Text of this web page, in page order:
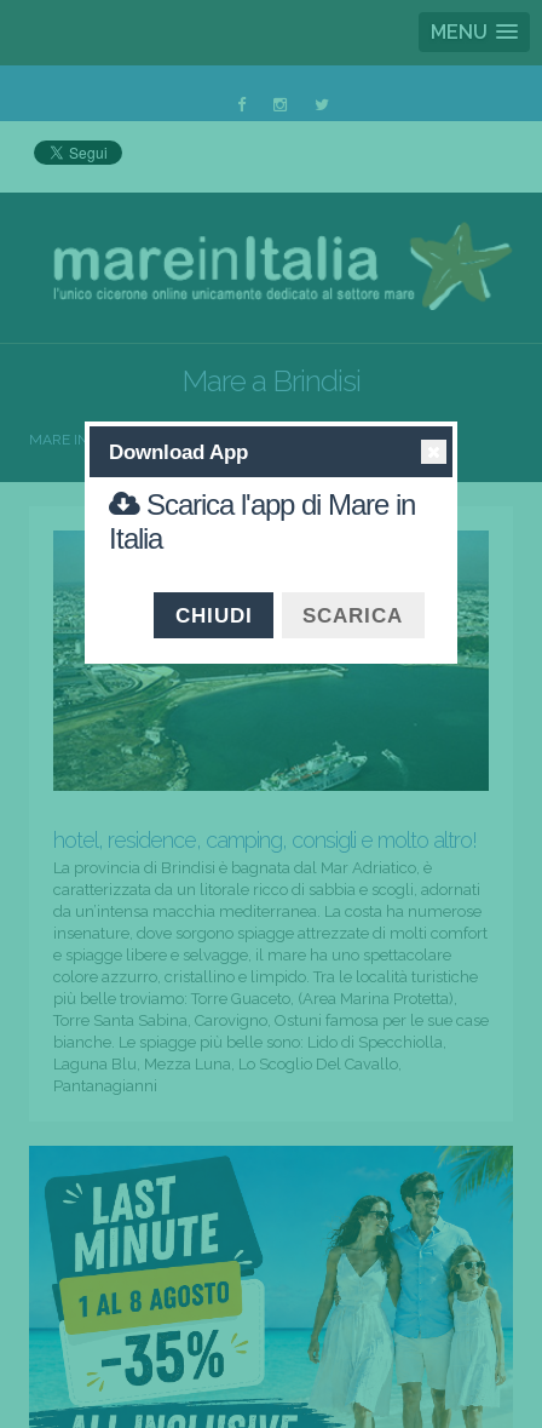
MENU
Mare a Brindisi
MARE IN ITALIA
hotel, residence, camping, consigli e molto altro!
La provincia di Brindisi è bagnata dal Mar Adriatico, è
caratterizzata da un litorale ricco di sabbia e scogli, adornati
da un’intensa macchia mediterranea. La costa ha numerose
insenature, dove sorgono spiagge attrezzate di molti comfort
e spiagge libere e selvagge, il mare ha uno spettacolare
colore azzurro, cristallino e limpido. Tra le località turistiche
più belle troviamo: Torre Guaceto, (Area Marina Protetta),
Torre Santa Sabina, Carovigno, Ostuni famosa per le sue case
bianche. Le spiagge più belle sono: Lido di Specchiolla,
Laguna Blu, Mezza Luna, Lo Scoglio Del Cavallo,
Pantanagianni
Download App
Scarica l'app di Mare in
Italia
CHIUDI SCARICA